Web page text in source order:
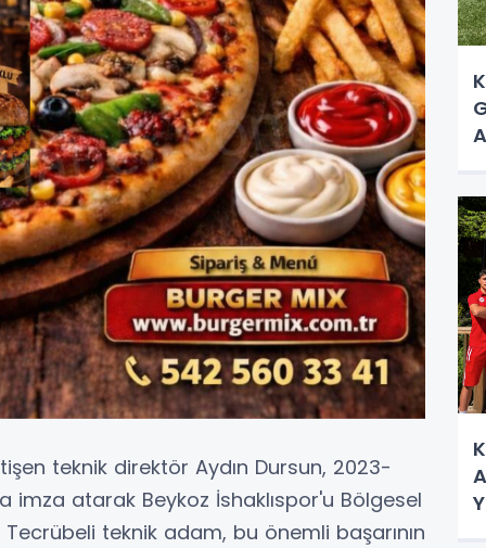
teknik direktör Aydın Dursun, 2023-
imza atarak Beykoz İshaklıspor'u Bölgesel
teknik adam, bu önemli başarının